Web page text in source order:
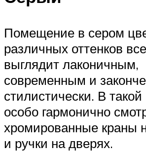
Помещение в сером
различных оттенков
выглядит лаконичным,
современным и
стилистически. В
особо гармонично
хромированные краны
и ручки на дверях.